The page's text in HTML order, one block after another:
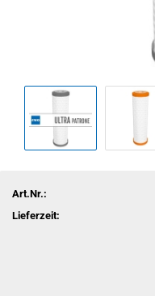
Art.Nr.:
Lieferzeit: